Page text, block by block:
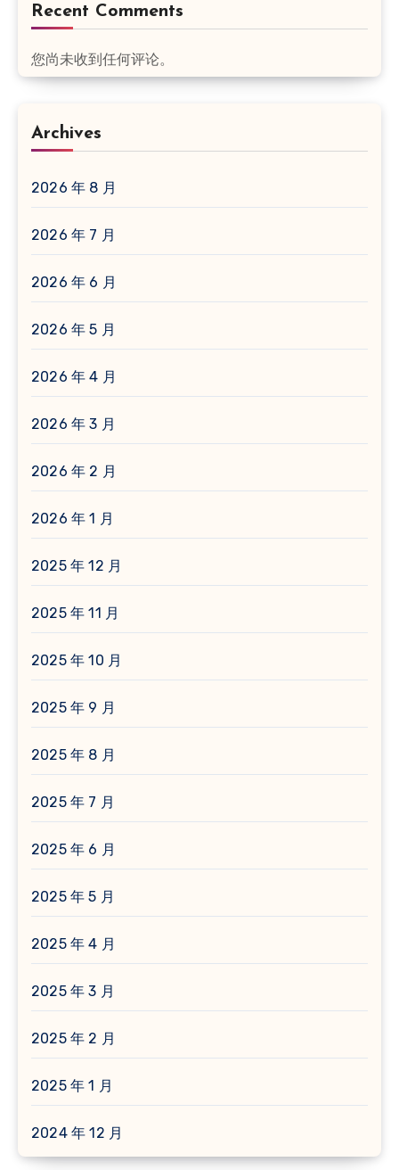
Recent Comments
您尚未收到任何评论。
Archives
2026 年 8 月
2026 年 7 月
2026 年 6 月
2026 年 5 月
2026 年 4 月
2026 年 3 月
2026 年 2 月
2026 年 1 月
2025 年 12 月
2025 年 11 月
2025 年 10 月
2025 年 9 月
2025 年 8 月
2025 年 7 月
2025 年 6 月
2025 年 5 月
2025 年 4 月
2025 年 3 月
2025 年 2 月
2025 年 1 月
2024 年 12 月